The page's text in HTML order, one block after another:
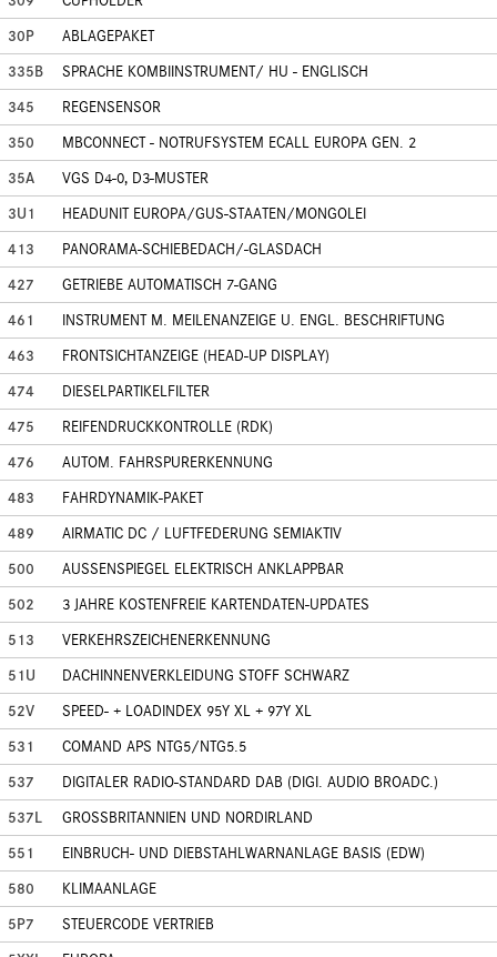
30P
ABLAGEPAKET
335B
SPRACHE KOMBIINSTRUMENT/ HU - ENGLISCH
345
REGENSENSOR
350
MBCONNECT - NOTRUFSYSTEM ECALL EUROPA GEN. 2
35A
VGS D4-0, D3-MUSTER
3U1
HEADUNIT EUROPA/GUS-STAATEN/MONGOLEI
413
PANORAMA-SCHIEBEDACH/-GLASDACH
427
GETRIEBE AUTOMATISCH 7-GANG
461
INSTRUMENT M. MEILENANZEIGE U. ENGL. BESCHRIFTUNG
463
FRONTSICHTANZEIGE (HEAD-UP DISPLAY)
474
DIESELPARTIKELFILTER
475
REIFENDRUCKKONTROLLE (RDK)
476
AUTOM. FAHRSPURERKENNUNG
483
FAHRDYNAMIK-PAKET
489
AIRMATIC DC / LUFTFEDERUNG SEMIAKTIV
500
AUSSENSPIEGEL ELEKTRISCH ANKLAPPBAR
502
3 JAHRE KOSTENFREIE KARTENDATEN-UPDATES
513
VERKEHRSZEICHENERKENNUNG
51U
DACHINNENVERKLEIDUNG STOFF SCHWARZ
52V
SPEED- + LOADINDEX 95Y XL + 97Y XL
531
COMAND APS NTG5/NTG5.5
537
DIGITALER RADIO-STANDARD DAB (DIGI. AUDIO BROADC.)
537L
GROSSBRITANNIEN UND NORDIRLAND
551
EINBRUCH- UND DIEBSTAHLWARNANLAGE BASIS (EDW)
580
KLIMAANLAGE
5P7
STEUERCODE VERTRIEB